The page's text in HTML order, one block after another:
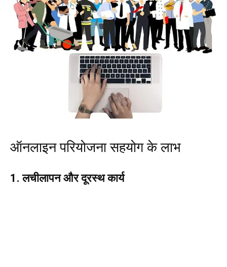
ऑनलाइन परियोजना सहयोग के लाभ
1. लचीलापन और दूरस्थ कार्य